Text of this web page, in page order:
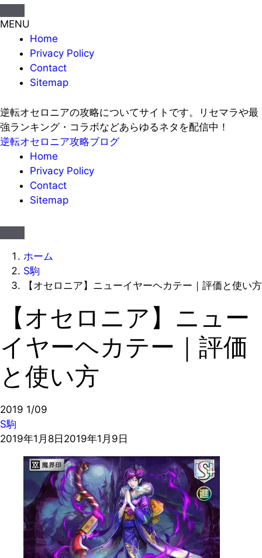
MENU
Home
Privacy Policy
Contact
Sitemap
逆転オセロニアの攻略についてサイトです。リセマラや最
強ランキング・コラボなどあらゆるネタを配信中！
逆転オセロニア攻略ブログ
Home
Privacy Policy
Contact
Sitemap
ホーム
S駒
【オセロニア】ニューイヤーヘカテー｜評価と使い方
【オセロニア】ニュー
イヤーヘカテー｜評価
と使い方
2019 1/09
S駒
2019年1月8日 2019年1月9日